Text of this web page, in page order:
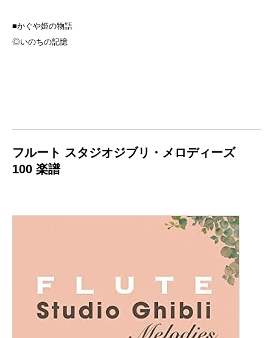
■かぐや姫の物語
◎いのちの記憶
フルート スタジオジブリ・メロディーズ
100 楽譜